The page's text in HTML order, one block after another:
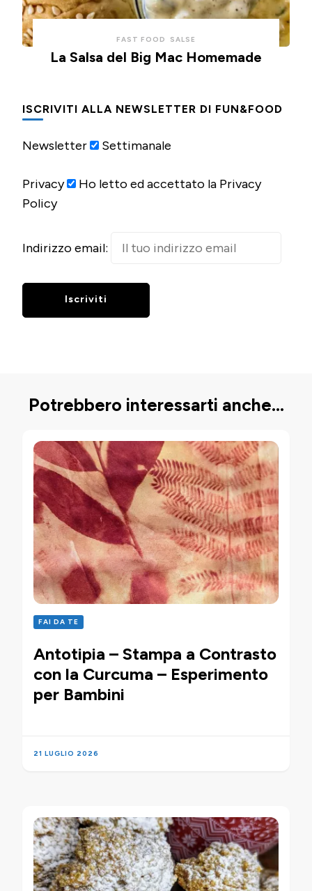
FAST FOOD SALSE
La Salsa del Big Mac Homemade
ISCRIVITI ALLA NEWSLETTER DI FUN&FOOD
Newsletter Settimanale
Privacy
Ho letto ed accettato la Privacy
Policy
Indirizzo email:
Potrebbero interessarti anche...
FAI DA TE
Antotipia – Stampa a Contrasto
con la Curcuma – Esperimento
per Bambini
21 LUGLIO 2026